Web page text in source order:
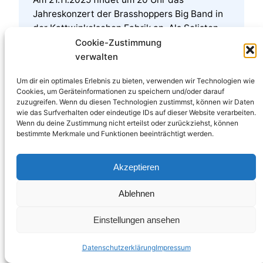
Cookie-Zustimmung
verwalten
Um dir ein optimales Erlebnis zu bieten, verwenden wir Technologien wie
Cookies, um Geräteinformationen zu speichern und/oder darauf
zuzugreifen. Wenn du diesen Technologien zustimmst, können wir Daten
wie das Surfverhalten oder eindeutige IDs auf dieser Website verarbeiten.
Wenn du deine Zustimmung nicht erteilst oder zurückziehst, können
bestimmte Merkmale und Funktionen beeinträchtigt werden.
Akzeptieren
Ablehnen
Einstellungen ansehen
DatenschutzerklärungImpressum
Jahreskonzert der Brasshoppers Big Band in
der Kattwinkelschen Fabrik an. Als Solisten
konnten die Brasshoppers Rüdiger Baldauf,
einen der besten Trompeter Deutschlands